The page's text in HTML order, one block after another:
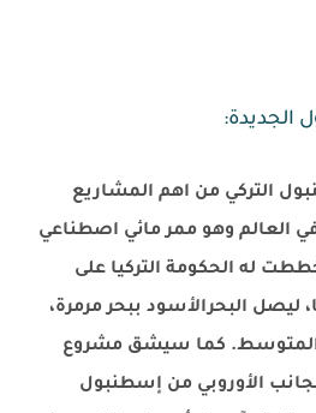
الجديدة:
التركي من اهم المشاريع
في العالم وهو ممر مائي اصطناعي
له الحكومة التركيا على
ليصل البحرالأسود ببحر مرمرة،
المتوسط. كما سيشق مشروع
الأوروبي من إسطنبول